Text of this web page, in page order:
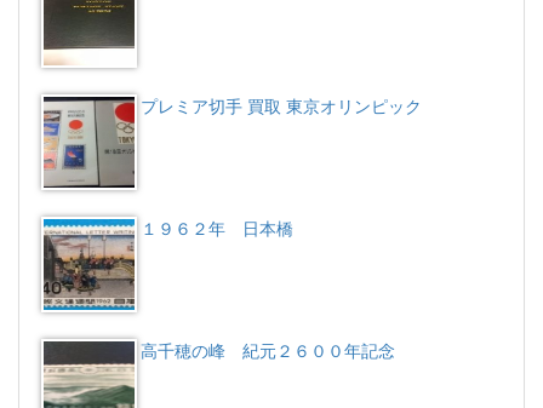
プレミア切手 買取 東京オリンピック
１９６２年 日本橋
高千穂の峰 紀元２６００年記念